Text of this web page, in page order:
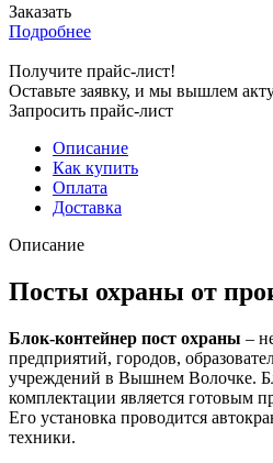
Заказать
Подробнее
Получите прайс-лист!
Оставьте заявку, и мы вышлем
Запросить прайс-лист
Описание
Как купить
Оплата
Доставка
Описание
Посты охраны от
Блок-контейнер пост охраны –
предприятий, городов,
учреждений в Вышнем Волочке.
комплектации является готовым
Его установка проводится
техники.